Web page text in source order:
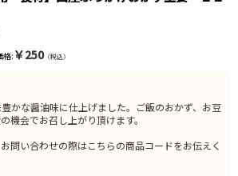
格 : ￥250（税込）
かな醤油味に仕上げました。ご飯のおかず、お豆
機会でお召し上がり頂けます。
い合わせの際はこちらの商品コードをお伝えく